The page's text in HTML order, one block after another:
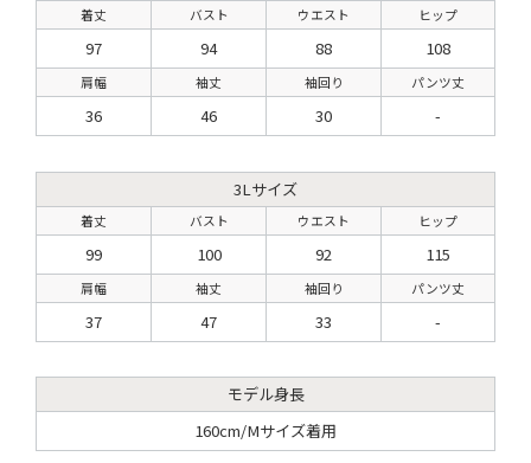
着丈 バスト ウエスト ヒップ
97 94 88 108
肩幅 袖丈 袖回り パンツ丈
36 46 30 -
3Lサイズ
着丈 バスト ウエスト ヒップ
99 100 92 115
肩幅 袖丈 袖回り パンツ丈
37 47 33 -
モデル身長
160cm/Mサイズ着用